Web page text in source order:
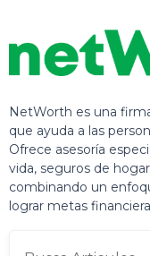
NetWorth es una
que ayuda a las
Ofrece asesoría
vida, seguros de
combinando un
lograr metas